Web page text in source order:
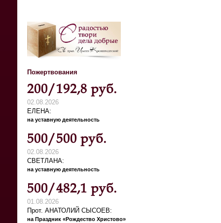
Пожертвования
200/192,8 руб.
02.08.2026
ЕЛЕНА
на уставную деятельность
500/500 руб.
02.08.2026
СВЕТЛАНА
на уставную деятельность
500/482,1 руб.
01.08.2026
Прот. АНАТОЛИЙ СЫСОЕВ
на Праздник «Рождество Христово»